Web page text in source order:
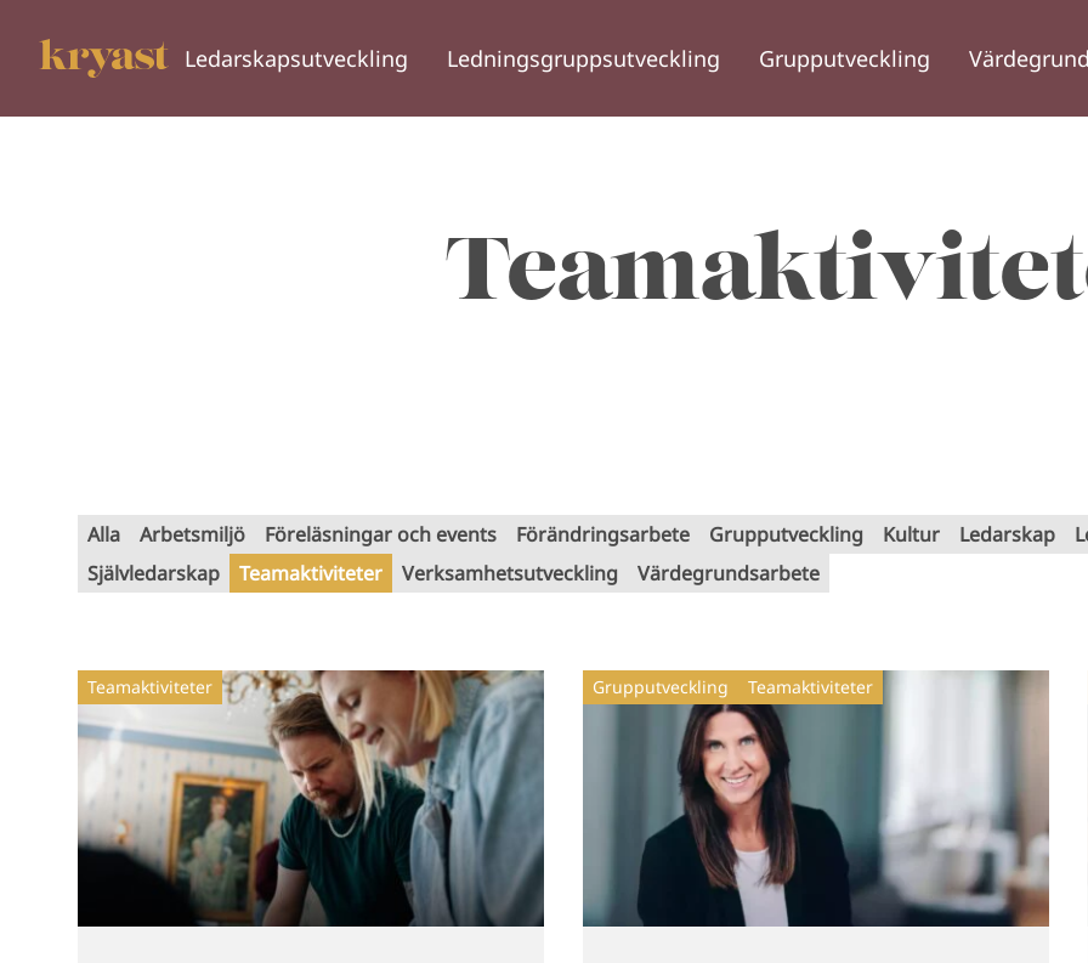
Ledarskapsutveckling Ledningsgruppsutveckling Grupputveckling
Alla Arbetsmiljö Föreläsningar och events Förändringsarbete Grupputveckling Kultur Ledarskap
Självledarskap
Teamaktiviteter Verksamhetsutveckling Värdegrundsarbete
Teamaktiviteter Grupputveckling Teamaktiviteter